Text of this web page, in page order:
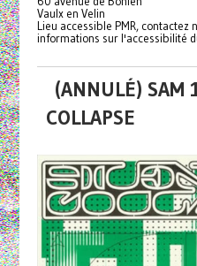
Vaulx en Velin
Lieu accessible PMR, contactez
informations sur l'accessibilité
(ANNULÉ) SAM
COLLAPSE